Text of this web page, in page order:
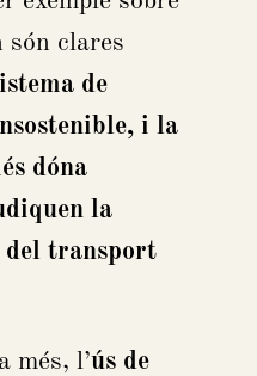
són clares
de
i la
dóna
la
del transport
més, l’ús de